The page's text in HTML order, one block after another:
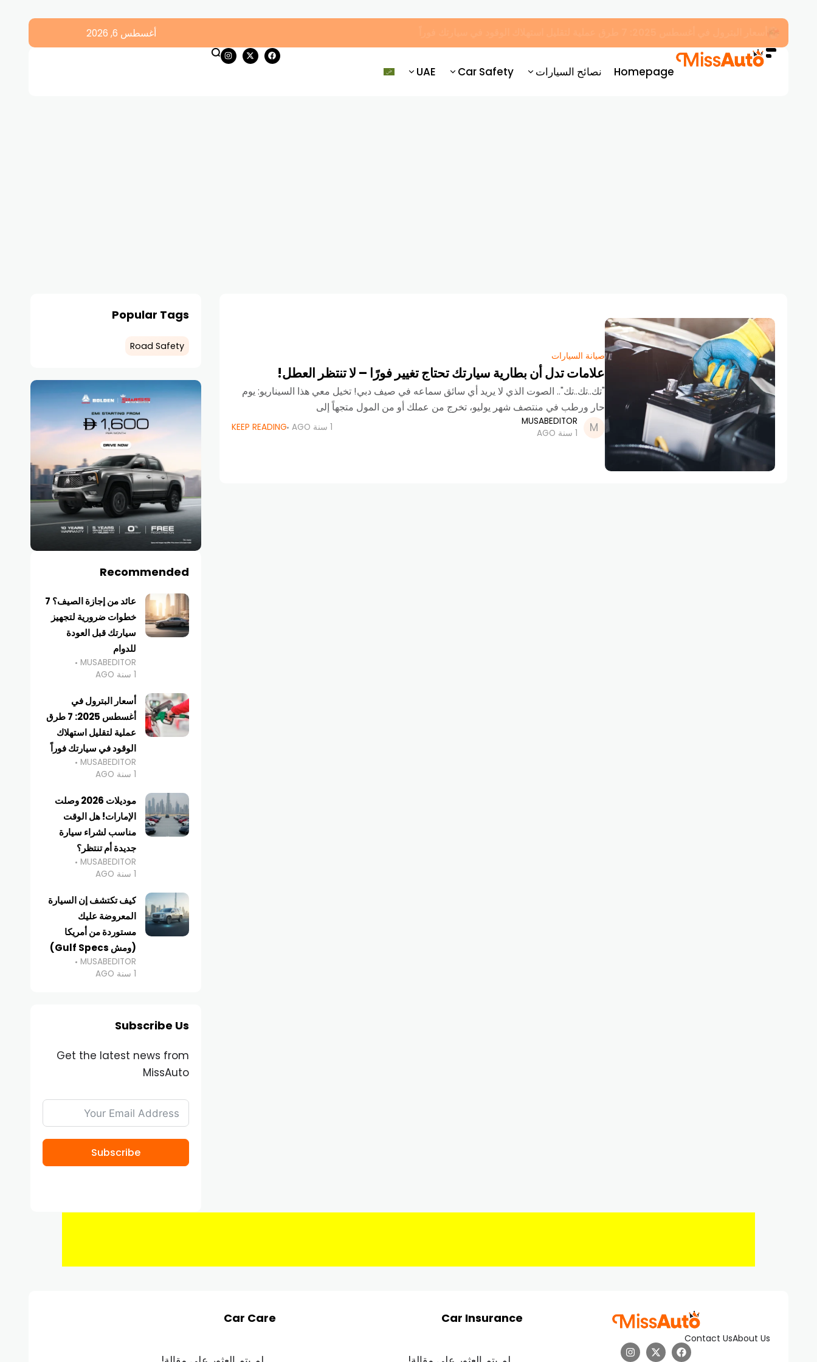
أغسطس 6, 2026
Homepage نصائح السيارات Car Safety
UAE
صيانة السيارات
علامات تدل أن بطارية سيارتك تحتاج تغيير فورًا – لا تنتظر العطل!
"تك..تك..تك".. الصوت الذي لا يريد أي سائق سماعه في صيف دبي! تخيل معي هذا السيناريو: يوم
حار ورطب في منتصف شهر يوليو، تخرج من عملك أو من المول متجهاً إلى
MUSABEDITOR
1 سنة AGO
1 سنة AGO KEEP READING
Popular Tags
Road Safety
Recommended
عائد من إجازة الصيف؟ 7
خطوات ضرورية لتجهيز
سيارتك قبل العودة
للدوام
MUSABEDITOR
1 سنة AGO
أسعار البترول في
أغسطس 2025: 7 طرق
عملية لتقليل استهلاك
الوقود في سيارتك فوراً
MUSABEDITOR
1 سنة AGO
موديلات 2026 وصلت
الإمارات! هل الوقت
مناسب لشراء سيارة
جديدة أم تنتظر؟
MUSABEDITOR
1 سنة AGO
كيف تكتشف إن السيارة
المعروضة عليك
مستوردة من أمريكا
(ومش Gulf Specs)
MUSABEDITOR
1 سنة AGO
Subscribe Us
Get the latest news from
MissAuto
Subscribe
About Us
Contact Us
Car Insurance
Car Care